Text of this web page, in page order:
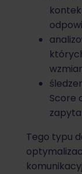
Score
Tego typu